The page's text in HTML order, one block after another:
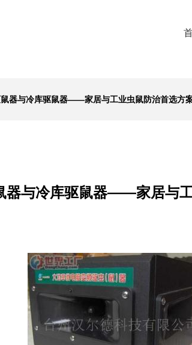
器与冷库驱鼠器——家居与工业虫鼠防治首选方
器与冷库驱鼠器——家居与